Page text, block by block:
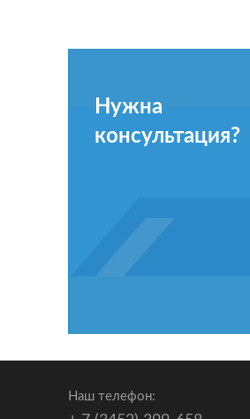
Нужна
консультация?
Наш телефон: